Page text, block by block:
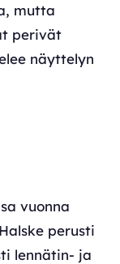
mutta
perivät
näyttelyn
vuonna
perusti
lennätin- ja